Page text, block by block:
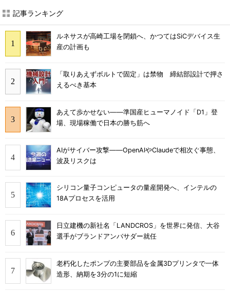
記事ランキング
ルネサスが高崎工場を閉鎖へ、かつてはSiCデバイス生
産の計画も
「取りあえずボルトで固定」は禁物 締結部設計で押さ
えるべき基本
あえて歩かせない――準国産ヒューマノイド「D1」登
場、現場稼働で日本の勝ち筋へ
AIがサイバー攻撃――OpenAIやClaudeで相次ぐ事態、
波及リスクは
シリコン量子コンピュータの量産開発へ、インテルの
18Aプロセスを活用
日立建機の新社名「LANDCROS」を世界に発信、大谷
選手がブランドアンバサダー就任
老朽化したポンプの主要部品を金属3Dプリンタで一体
造形、納期を3分の1に短縮